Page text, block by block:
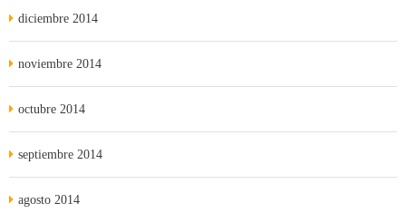
diciembre 2014
noviembre 2014
octubre 2014
septiembre 2014
agosto 2014